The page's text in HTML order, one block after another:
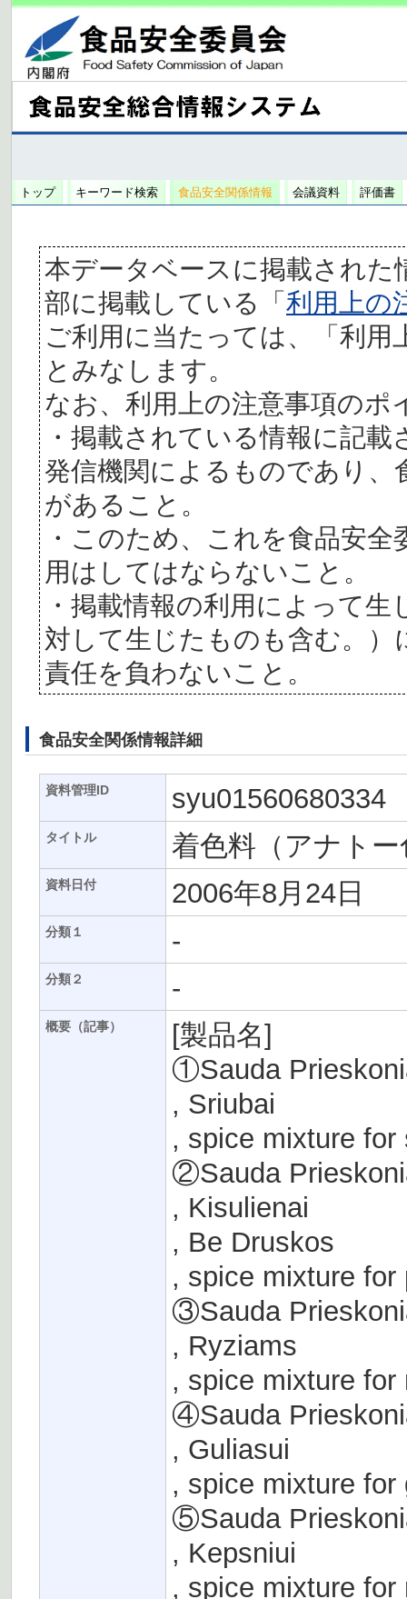
トップ キーワード検索 食品安全関係情報 会議資料 評価書
本データベースに掲載された
部に掲載している「利用上の
ご利用に当たっては、「利
とみなします。
なお、利用上の注意事項の
・掲載されている情報に記
発信機関によるものであり、
があること。
・このため、これを食品安
用はしてはならないこと。
・掲載情報の利用によって
対して生じたものも含む。
責任を負わないこと。
食品安全関係情報詳細
資料管理ID syu01560680334
タイトル 着色料（アナトー
資料日付 2006年8月24日
分類１ -
分類２ -
概要（記事）
[製品名]
①Sauda
, Sriubai
, spice mixture for
②Sauda
, Kisulienai
, Be Druskos
, spice mixture for
③Sauda
, Ryziams
, spice mixture for
④Sauda
, Guliasui
, spice mixture for
⑤Sauda
, Kepsniui
, spice mixture for